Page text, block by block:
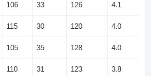
106 33 126 4.1
115 30 120 4.0
105 35 128 4.0
110 31 123 3.8